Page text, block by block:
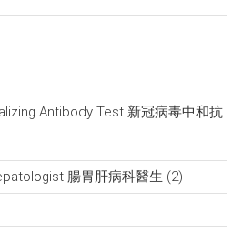
Antibody Test 新冠病毒中和抗
腸胃肝病科醫生 (2)